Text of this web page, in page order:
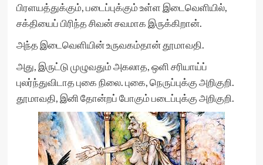
பிரளயத்துக்கும், படைப்புக்கும் உள்ள இடைவெளியில்,
சக்தியைப் பிரிந்த சிவன் சவமாக இருக்கிறான்.
அந்த இடைவெளியின் உருவகம்தான் தூமாவதி.
அது, இருட்டு முழுவதும் அகலாத, ஒளி சரியாய்ப்
புலர்ந்துவிடாத புகை நிலை. புகை, நெருப்புக்கு அறிகுறி.
தூமாவதி, இனி தோன்றப் போகும் படைப்புக்கு அறிகுறி.